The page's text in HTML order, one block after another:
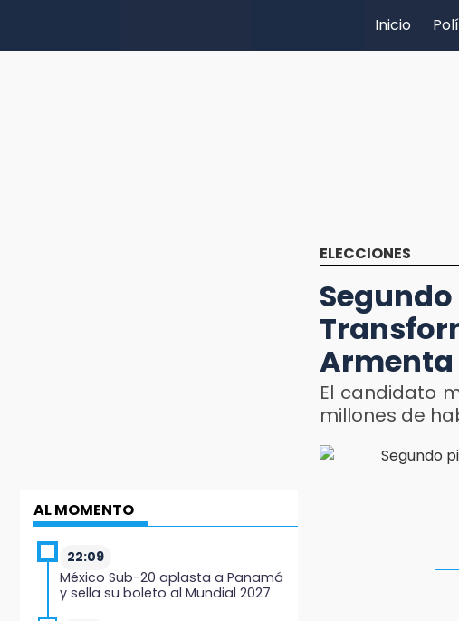
Inicio
AL MOMENTO
22:09
México Sub-20 aplasta a Panamá
y sella su boleto al Mundial 2027
ELECCIONES
Armenta
El candidato
millones de